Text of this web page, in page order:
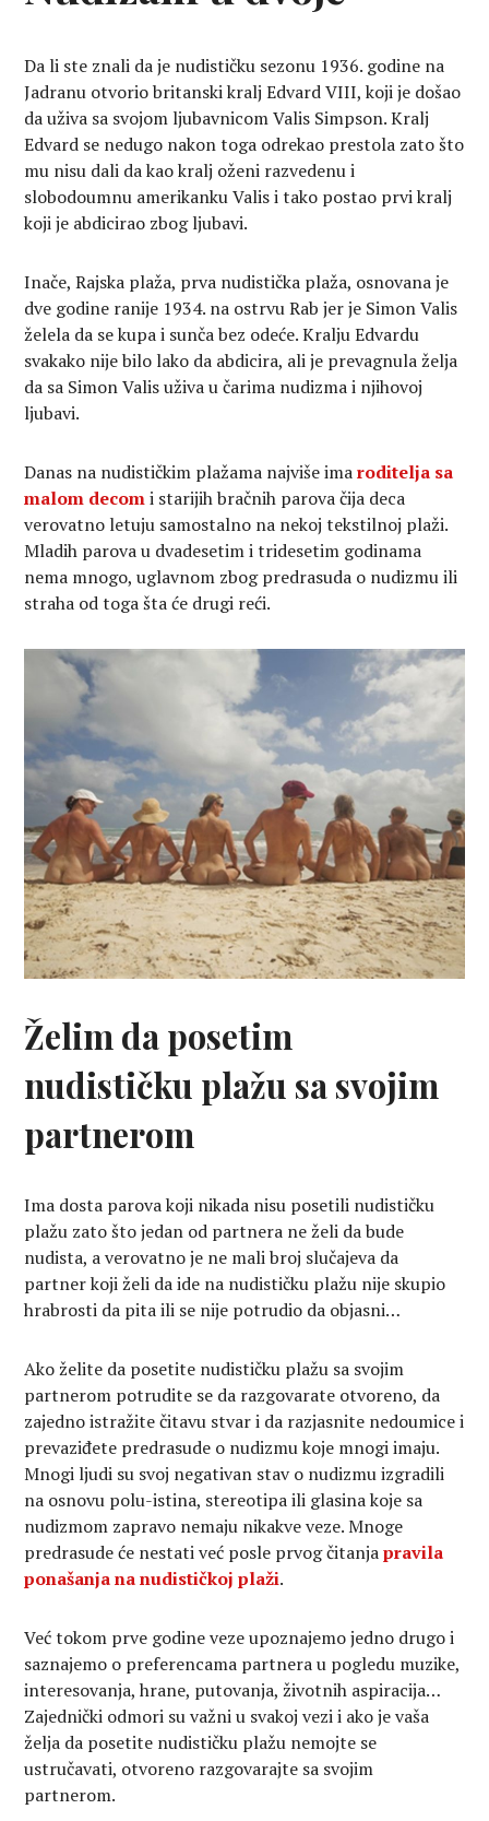
Da li ste znali da je nudističku sezonu 1936. godine na
Jadranu otvorio britanski kralj Edvard VIII, koji je došao
da uživa sa svojom ljubavnicom Valis Simpson. Kralj
Edvard se nedugo nakon toga odrekao prestola zato što
mu nisu dali da kao kralj oženi razvedenu i
slobodoumnu amerikanku Valis i tako postao prvi kralj
koji je abdicirao zbog ljubavi.
Inače, Rajska plaža, prva nudistička plaža, osnovana je
dve godine ranije 1934. na ostrvu Rab jer je Simon Valis
želela da se kupa i sunča bez odeće. Kralju Edvardu
svakako nije bilo lako da abdicira, ali je prevagnula želja
da sa Simon Valis uživa u čarima nudizma i njihovoj
ljubavi.
Danas na nudističkim plažama najviše imaroditelja sa
malom decomi starijih bračnih parova čija deca
verovatno letuju samostalno na nekoj tekstilnoj plaži.
Mladih parova u dvadesetim i tridesetim godinama
nema mnogo, uglavnom zbog predrasuda o nudizmu ili
straha od toga šta će drugi reći.
Želim da posetim
nudističku plažu sa svojim
partnerom
Ima dosta parova koji nikada nisu posetili nudističku
plažu zato što jedan od partnera ne želi da bude
nudista, a verovatno je ne mali broj slučajeva da
partner koji želi da ide na nudističku plažu nije skupio
hrabrosti da pita ili se nije potrudio da objasni…
Ako želite da posetite nudističku plažu sa svojim
partnerom potrudite se da razgovarate otvoreno, da
zajedno istražite čitavu stvar i da razjasnite nedoumice i
prevaziđete predrasude o nudizmu koje mnogi imaju.
Mnogi ljudi su svoj negativan stav o nudizmu izgradili
na osnovu polu-istina, stereotipa ili glasina koje sa
nudizmom zapravo nemaju nikakve veze. Mnoge
predrasude će nestati već posle prvog čitanjapravila
ponašanja na nudističkoj plaži.
Već tokom prve godine veze upoznajemo jedno drugo i
saznajemo o preferencama partnera u pogledu muzike,
interesovanja, hrane, putovanja, životnih aspiracija…
Zajednički odmori su važni u svakoj vezi i ako je vaša
želja da posetite nudističku plažu nemojte se
ustručavati, otvoreno razgovarajte sa svojim
partnerom.